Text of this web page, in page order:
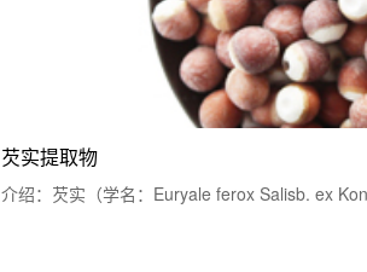
芡实提取物
介绍：芡实（学名：Euryale ferox Salisb. ex